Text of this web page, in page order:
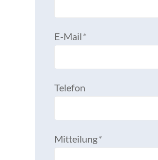
E-Mail*
Telefon
Mitteilung*